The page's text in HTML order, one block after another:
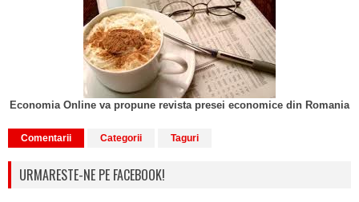
Economia Online va propune revista presei economice din Romania
Comentarii Categorii Taguri
URMARESTE-NE PE FACEBOOK!